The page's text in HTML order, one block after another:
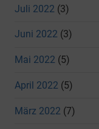
Juli 2022 (3)
Juni 2022 (3)
Mai 2022 (5)
April 2022 (5)
März 2022 (7)